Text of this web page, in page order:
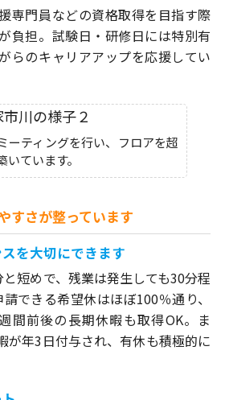
専門員などの資格取得を目指す際
負担。試験日・研修日には特別有
らのキャリアアップを応援してい
ーティングを行い、フロアを超
ています。
すさが整っています
を大切にできます
短めで、残業は発生しても30分程
できる希望休はほぼ100％通り、
間前後の長期休暇も取得OK。ま
が年3日付与され、有休も積極的に